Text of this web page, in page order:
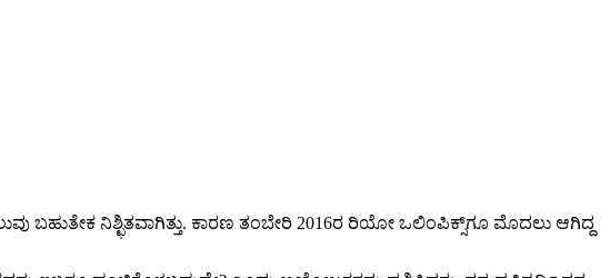
ನಿಶ್ಛಿತವಾಗಿತ್ತು. ಕಾರಣ ತಂಬೇರಿ 2016ರ ರಿಯೋ ಒಲಿಂಪಿಕ್ಸ್‌ಗೂ ಮೊದಲು ಆಗಿದ್ದ